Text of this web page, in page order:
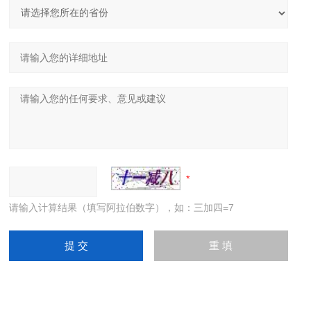
请输入计算结果（填写阿拉伯数字），如：三加四=7